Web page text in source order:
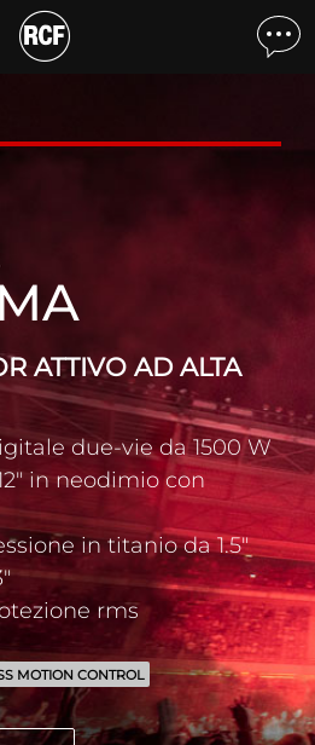
ATTIVO AD ALTA
due-vie da 1500 W
in neodimio con
in titanio da 1.5"
rms
MOTION CONTROL